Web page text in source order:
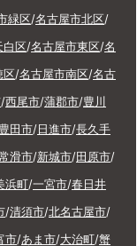
緑区/名古屋市北区/
白区/名古屋市東区/名
区/名古屋市南区/名古
/西尾市/蒲郡市/豊川
豊田市/日進市/長久手
滑市/新城市/田原市/
浜町/一宮市/春日井
/清須市/北名古屋市/
市/あま市/大治町/蟹